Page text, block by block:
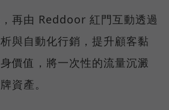
再由 Reddoor 紅門互動透過
與自動化行銷，提升顧客黏
價值，將一次性的流量沉澱
資產。